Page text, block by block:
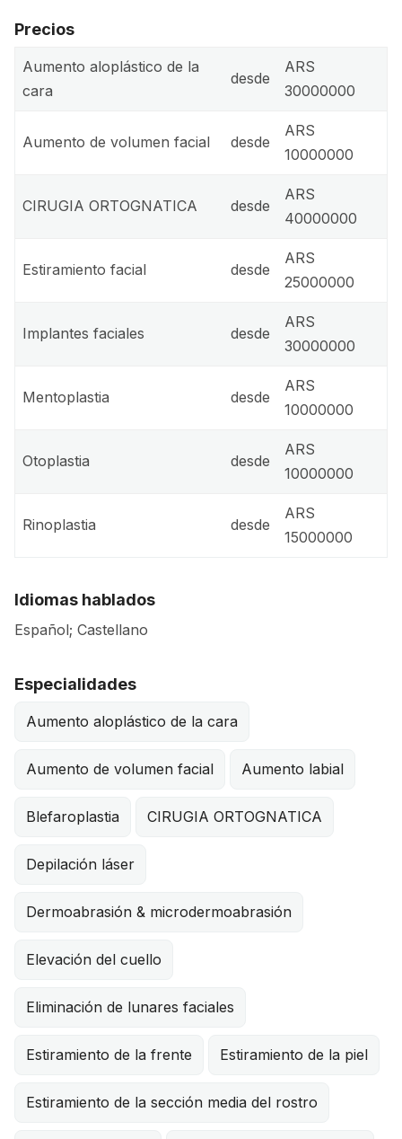
Precios
Aumento aloplástico de la
cara
desde
ARS
30000000
Aumento de volumen facial desde
ARS
10000000
CIRUGIA ORTOGNATICA desde
ARS
40000000
Estiramiento facial desde
ARS
25000000
Implantes faciales desde
ARS
30000000
Mentoplastia desde
ARS
10000000
Otoplastia desde
ARS
10000000
Rinoplastia desde
ARS
15000000
Idiomas hablados
Español; Castellano
Especialidades
Aumento aloplástico de la cara
Aumento de volumen facial Aumento labial
Blefaroplastia CIRUGIA ORTOGNATICA
Depilación láser
Dermoabrasión & microdermoabrasión
Elevación del cuello
Eliminación de lunares faciales
Estiramiento de la frente Estiramiento de la piel
Estiramiento de la sección media del rostro